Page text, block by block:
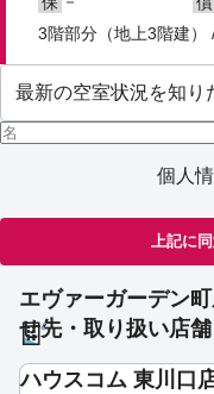
3階部分（地上3階建）
個人
上記に
エヴァーガーデン
せ先・取り扱い店舗
ハウスコム 東川口